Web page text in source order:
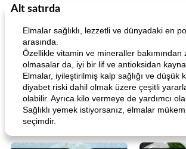
Alt satırda
Elmalar sağlıklı, lezzetli ve dünyadaki en
arasında.
Özellikle vitamin ve mineraller bakımından
olmasalar da, iyi bir lif ve antioksidan
Elmalar, iyileştirilmiş kalp sağlığı ve düşük
diyabet riski dahil olmak üzere çeşitli
olabilir. Ayrıca kilo vermeye de yardımcı
Sağlıklı yemek istiyorsanız, elmalar
seçimdir.